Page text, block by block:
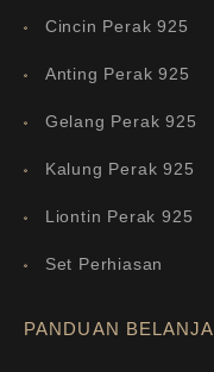
Cincin Perak 925
Anting Perak 925
Gelang Perak 925
Kalung Perak 925
Liontin Perak 925
Set Perhiasan
PANDUAN BELANJA